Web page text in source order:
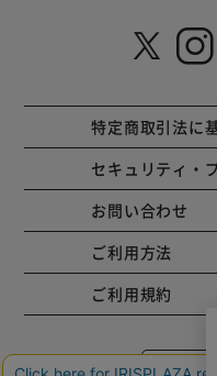
特定商取引法に
セキュリティ・
お問い合わせ
ご利用方法
ご利用規約
コー